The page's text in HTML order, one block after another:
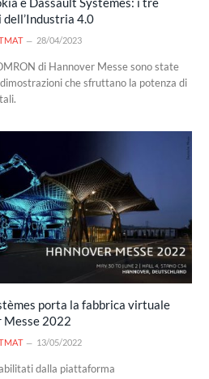
4.0
28/04/2023
di Hannover Messe sono state
che sfruttano la potenza di
porta la fabbrica virtuale
Messe 2022
13/05/2022
dalla piattaforma